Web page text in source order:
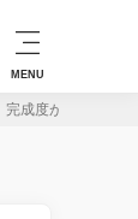
MENU
成度が高すぎる2